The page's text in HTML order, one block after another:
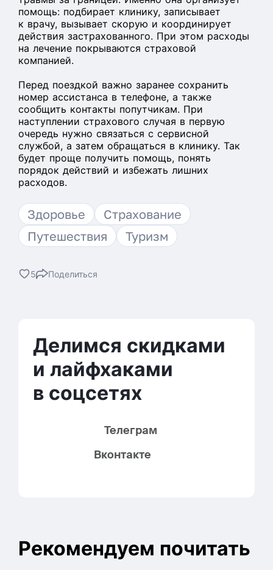
помощь: подбирает клинику, записывает
к врачу, вызывает скорую и координирует
действия застрахованного. При этом расходы
на лечение покрываются страховой
компанией.
Перед поездкой важно заранее сохранить
номер ассистанса в телефоне, а также
сообщить контакты попутчикам. При
наступлении страхового случая в первую
очередь нужно связаться с сервисной
службой, а затем обращаться в клинику. Так
будет проще получить помощь, понять
порядок действий и избежать лишних
расходов.
Здоровье
Страхование
Путешествия
Туризм
5 Поделиться
Делимся скидками
и лайфхаками
в соцсетях
Телеграм
Вконтакте
Рекомендуем почитать